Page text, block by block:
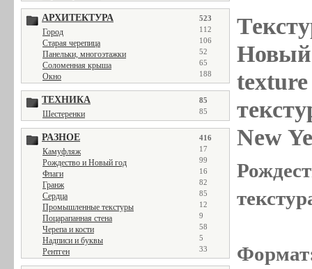
АРХИТЕКТУРА 523
Город 112
Старая черепица 106
Панельки, многоэтажки 52
Соломенная крыша 65
Окно 188
ТЕХНИКА 85
Шестеренки 85
РАЗНОЕ 416
Камуфляж 17
Рождество и Новый год 99
Флаги 16
Гранж 82
Сердца 85
Промышленные текстуры 12
Поцарапанная стена 9
Черепа и кости 58
Надписи и буквы 5
Рентген 33
Новый
New